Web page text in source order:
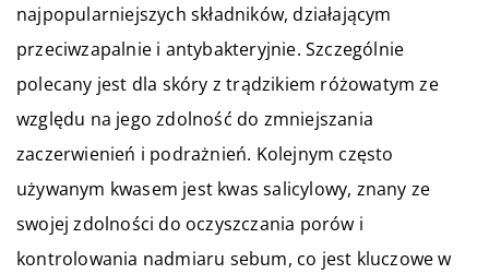
najpopularniejszych składników, działającym
przeciwzapalnie i antybakteryjnie. Szczególnie
polecany jest dla skóry z trądzikiem różowatym ze
względu na jego zdolność do zmniejszania
zaczerwienień i podrażnień. Kolejnym często
używanym kwasem jest kwas salicylowy, znany ze
swojej zdolności do oczyszczania porów i
kontrolowania nadmiaru sebum, co jest kluczowe w